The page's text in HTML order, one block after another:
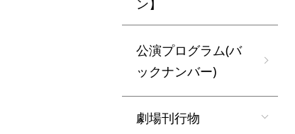
ン】
公演プログラム(バ
ックナンバー)
劇場刊行物